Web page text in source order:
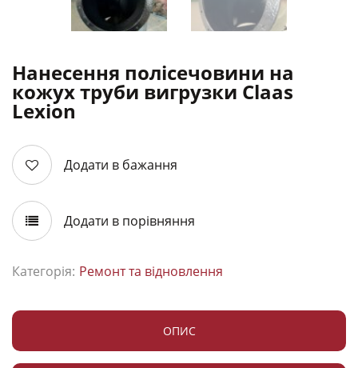
Нанесення полісечовини на
кожух труби вигрузки Claas
Lexion
Додати в бажання
Додати в порівняння
Категорія: Ремонт та відновлення
ОПИС